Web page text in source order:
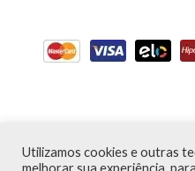
Livraria da Cartola © Desde
Utilizamos cookies e outras
melhorar sua experiência,